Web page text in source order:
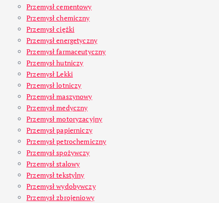
Przemysł cementowy
Przemysł chemiczny
Przemysł ciężki
Przemysł energetyczny
Przemysł farmaceutyczny
Przemysł hutniczy
Przemysł Lekki
Przemysł lotniczy
Przemysł maszynowy
Przemysł medyczny
Przemysł motoryzacyjny
Przemysł papierniczy
Przemysł petrochemiczny
Przemysł spożywczy
Przemysł stalowy
Przemysł tekstylny
Przemysł wydobywczy
Przemysł zbrojeniowy